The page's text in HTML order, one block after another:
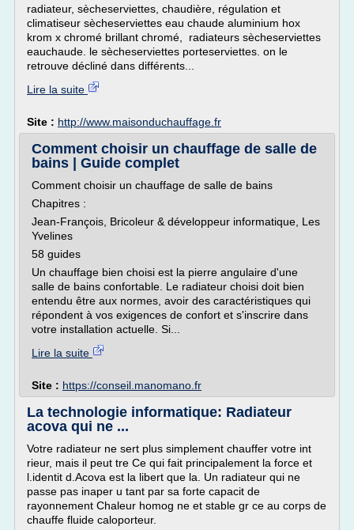
radiateur, sècheserviettes, chaudière, régulation et
climatiseur sècheserviettes eau chaude aluminium hox
krom x chromé brillant chromé, radiateurs sècheserviettes
eauchaude. le sècheserviettes porteserviettes. on le
retrouve décliné dans différents...
Lire la suite
Site : http://www.maisonduchauffage.fr
Comment choisir un chauffage de salle de
bains | Guide complet
Comment choisir un chauffage de salle de bains
Chapitres :
Jean-François, Bricoleur & développeur informatique, Les
Yvelines
58 guides
Un chauffage bien choisi est la pierre angulaire d'une
salle de bains confortable. Le radiateur choisi doit bien
entendu être aux normes, avoir des caractéristiques qui
répondent à vos exigences de confort et s'inscrire dans
votre installation actuelle. Si...
Lire la suite
Site : https://conseil.manomano.fr
La technologie informatique: Radiateur
acova qui ne ...
Votre radiateur ne sert plus simplement chauffer votre int
rieur, mais il peut tre Ce qui fait principalement la force et
l.identit d.Acova est la libert que la. Un radiateur qui ne
passe pas inaper u tant par sa forte capacit de
rayonnement Chaleur homog ne et stable gr ce au corps de
chauffe fluide caloporteur.